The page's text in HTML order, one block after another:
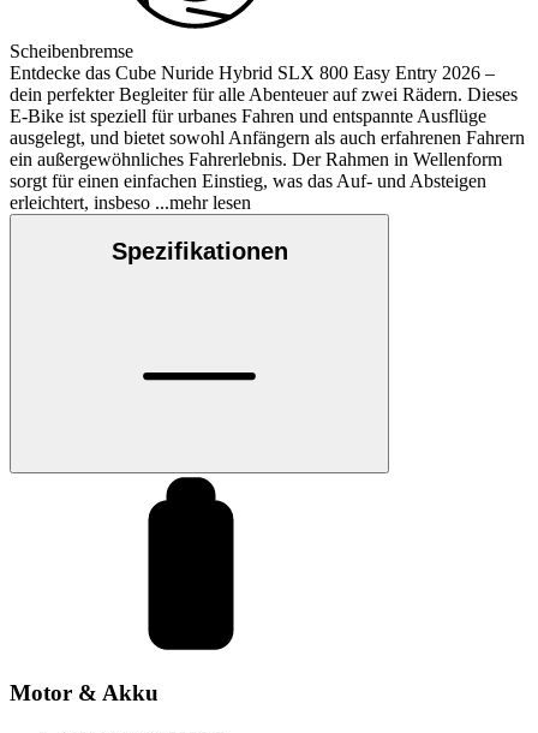
Scheibenbremse
Entdecke das Cube Nuride Hybrid SLX 800 Easy Entry 2026 –
dein perfekter Begleiter für alle Abenteuer auf zwei Rädern. Dieses
E-Bike ist speziell für urbanes Fahren und entspannte Ausflüge
ausgelegt, und bietet sowohl Anfängern als auch erfahrenen Fahrern
ein außergewöhnliches Fahrerlebnis. Der Rahmen in Wellenform
sorgt für einen einfachen Einstieg, was das Auf- und Absteigen
erleichtert, insbeso ...mehr lesen
Spezifikationen
Motor & Akku